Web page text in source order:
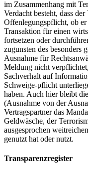
im Zusammenhang mit
Verdacht besteht, dass
Offenlegungspflicht, ob er
Transaktion für einen
fortsetzen oder
zugunsten des besonders
Ausnahme für
Meldung nicht
Sachverhalt auf
Schweige-pflicht
haben. Auch hier bleibt
(Ausnahme von der
Vertragspartner das
Geldwäsche, der
ausgesprochen
genutzt hat oder nutzt.
Transparenzregister